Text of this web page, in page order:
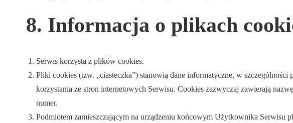
8. Informacja o plikach
Serwis korzysta z plików cookies.
Pliki cookies (tzw. „ciasteczka”) stanowią dane informatyczne, w
korzystania ze stron internetowych Serwisu. Cookies zazwyczaj zawierają
numer.
Podmiotem zamieszczającym na urządzeniu końcowym Użytkownika Serwisu